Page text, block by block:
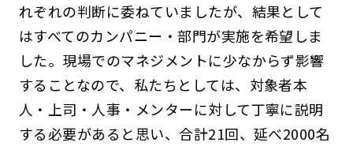
れぞれの判断に委ねていましたが、結果として
はすべてのカンパニー・部門が実施を希望しま
した。現場でのマネジメントに少なからず影響
することなので、私たちとしては、対象者本
人・上司・人事・メンターに対して丁寧に説明
する必要があると思い、合計21回、延べ2000名